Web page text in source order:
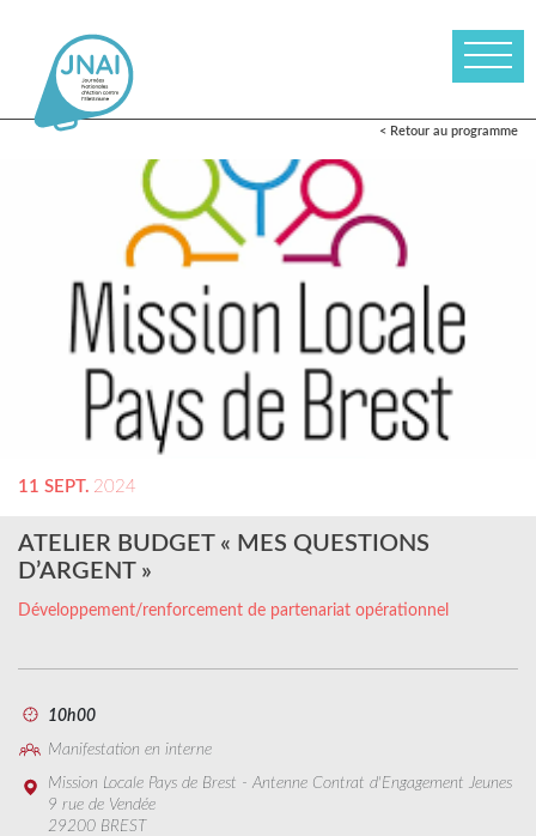
< Retour au programme
11 SEPT. 2024
ATELIER BUDGET « MES QUESTIONS
D’ARGENT »
Développement/renforcement de partenariat opérationnel
10h00
Manifestation en interne
Mission Locale Pays de Brest - Antenne Contrat d'Engagement Jeunes
9 rue de Vendée
29200 BREST